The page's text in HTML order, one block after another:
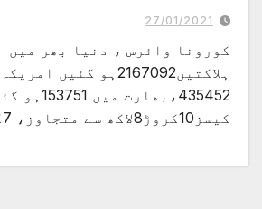
27/01/2021
کورونا وائرس ، دنیا بھر میں
ہلاکتیں2167092ہو
435452،بھارت میں
کیسز10کروڑ8لاکھ سے متجاوز، 7کروڑ 28…